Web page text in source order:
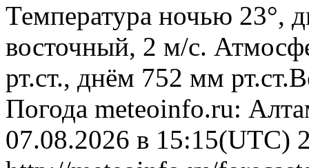
Температура ночью 23°,
восточный, 2 м/с.
рт.ст., днём 752 мм
Погода meteoinfo.ru:
07.08.2026 в 15:15(UTC)